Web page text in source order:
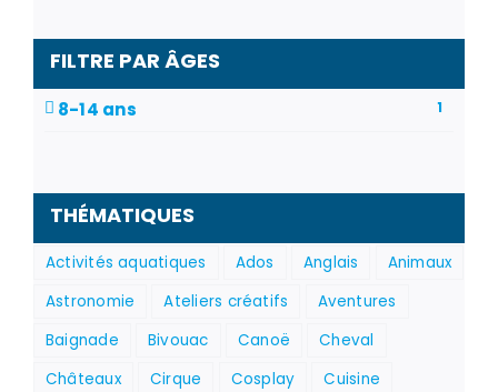
FILTRE PAR ÂGES
8-14 ans 1
THÉMATIQUES
Activités aquatiques Ados Anglais
Animaux
Astronomie
Ateliers créatifs
Aventures
Baignade
Bivouac Canoë
Cheval
Châteaux
Cirque Cosplay
Cuisine